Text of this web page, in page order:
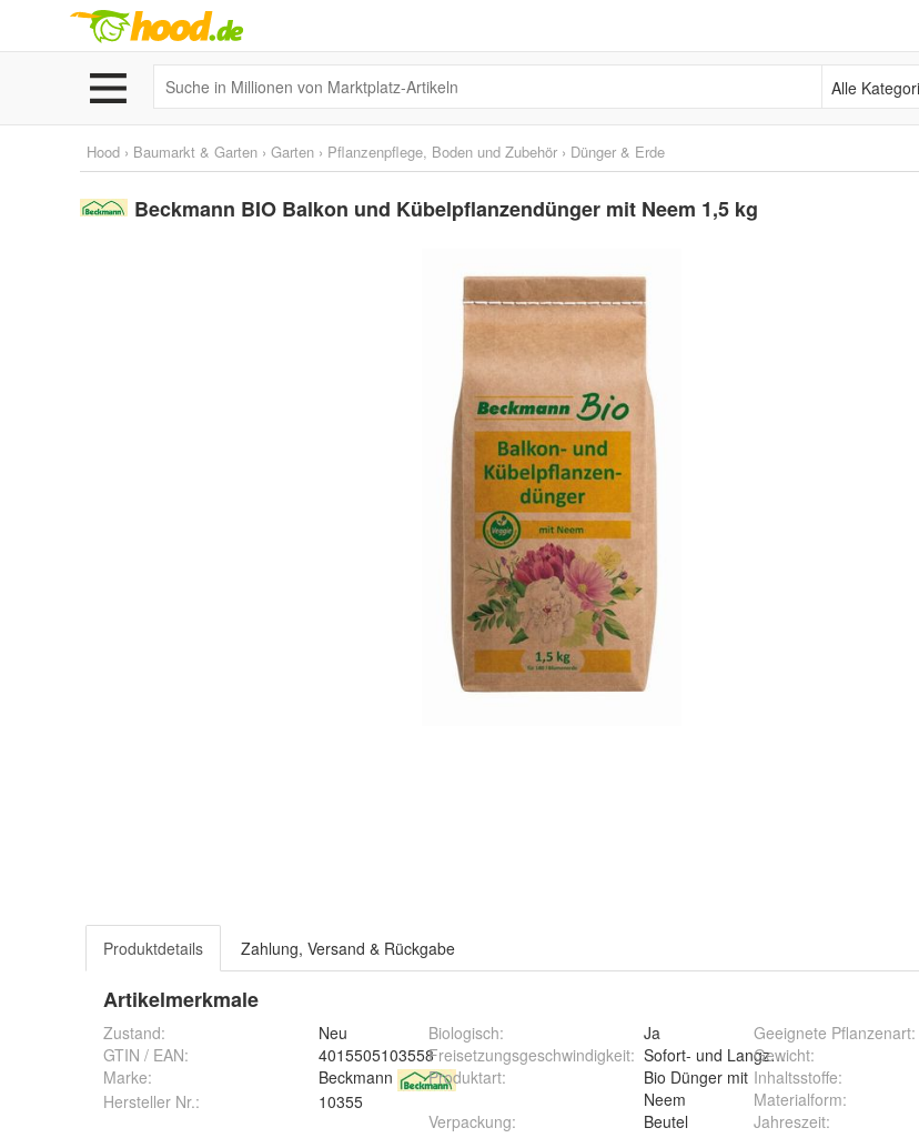
Alle Kategorien
Hood › Baumarkt & Garten › Garten › Pflanzenpflege, Boden und Zubehör › Dünger & Erde
Beckmann BIO Balkon und Kübelpflanzendünger mit Neem 1,5 kg
Produktdetails Zahlung, Versand & Rückgabe
Artikelmerkmale
Zustand:
Neu
GTIN / EAN:
4015505103558
Marke:
Beckmann
Hersteller Nr.:
10355
Biologisch:
Ja
Freisetzungsgeschwindigkeit: Sofort- und Langzeitwirkung
Produktart:
Bio Dünger mit
Neem
Verpackung: Beutel
Geeignete Pflanzenart:
Gewicht:
Inhaltsstoffe:
Materialform:
Jahreszeit: